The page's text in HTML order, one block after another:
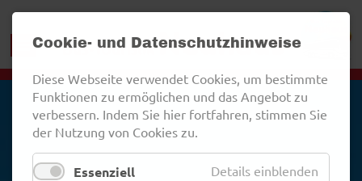
Cookie- und Datenschutzhinweise
Diese Webseite verwendet Cookies, um bestimmte
Funktionen zu ermöglichen und das Angebot zu
verbessern. Indem Sie hier fortfahren, stimmen Sie
der Nutzung von Cookies zu.
Essenziell Details einblenden